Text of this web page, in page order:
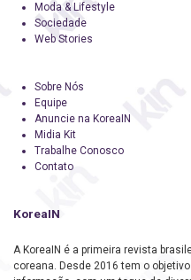
Moda & Lifestyle
Sociedade
Web Stories
Sobre Nós
Equipe
Anuncie na KoreaIN
Midia Kit
Trabalhe Conosco
Contato
KoreaIN
A KoreaIN é a primeira revista
coreana. Desde 2016 tem o